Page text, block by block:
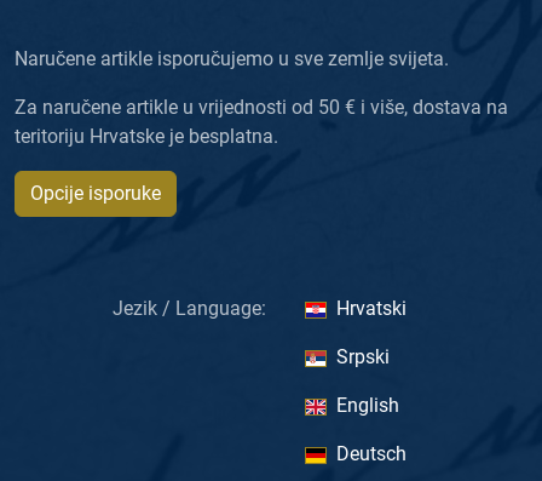
Naručene artikle isporučujemo u sve zemlje svijeta.
Za naručene artikle u vrijednosti od 50 € i više, dostava na
teritoriju Hrvatske je besplatna.
Opcije isporuke
Jezik / Language: Hrvatski
Srpski
English
Deutsch